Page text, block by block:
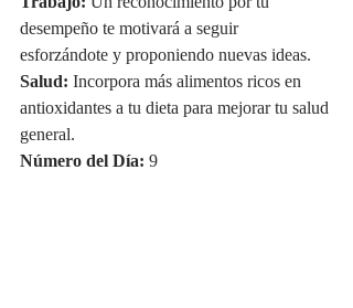
desempeño te motivará a seguir
esforzándote y proponiendo nuevas ideas.
Salud: Incorpora más alimentos ricos en
antioxidantes a tu dieta para mejorar tu salud
general.
Número del Día: 9